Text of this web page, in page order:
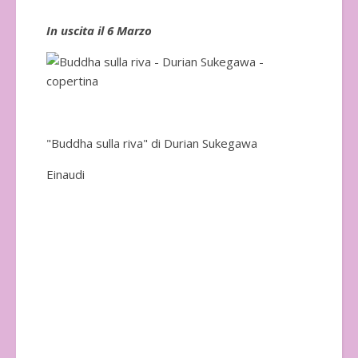
In uscita il 6 Marzo
"Buddha sulla riva" di Durian Sukegawa
Einaudi